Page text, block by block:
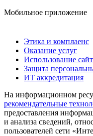
Мобильное приложение
Этика и комплаенс
Оказание услуг
Использование
Защита
ИТ аккредитация
На информационном
рекомендательные
предоставления
и анализа сведений,
пользователей сети